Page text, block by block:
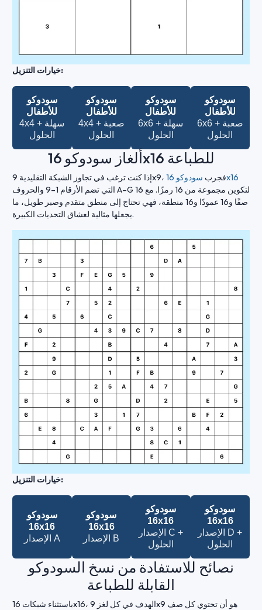
خيارات التنزيل:
سودوكو
للأطفال
4x4 سهلة +
الحلول
سودوكو
للأطفال
4x4 صعبة +
الحلول
سودوكو
للأطفال
6x6 سهلة +
الحلول
سودوكو
للأطفال
6x6 صعبة +
الحلول
ألغاز سودوكو 16x16 للطباعة
إذا كنت ترغب في تجاوز الشبكة التقليدية 9x9، فجربسودوكو 16x16
التي تضم الأرقام 1–9 والحروف A–G لتكوين مجموعة من 16 رمزًا. مع 16
صفًا و16 عمودًا و16 منطقة، فهي تحتاج إلى منطق متقدم وصبر طويل، ما
يجعلها مثالية لعشاق التحديات الكبيرة.
خيارات التنزيل:
سودوكو
16x16
الإصدار A
سودوكو
16x16
الإصدار B
سودوكو
16x16
الإصدار C +
الحلول
سودوكو
16x16
الإصدار D +
الحلول
نصائح للاستفادة من نسخ السودوكو
القابلة للطباعة
باستثناء شبكات 16x16، الهدف في كل لغز 9x9 هو أن تحتوي كل صف